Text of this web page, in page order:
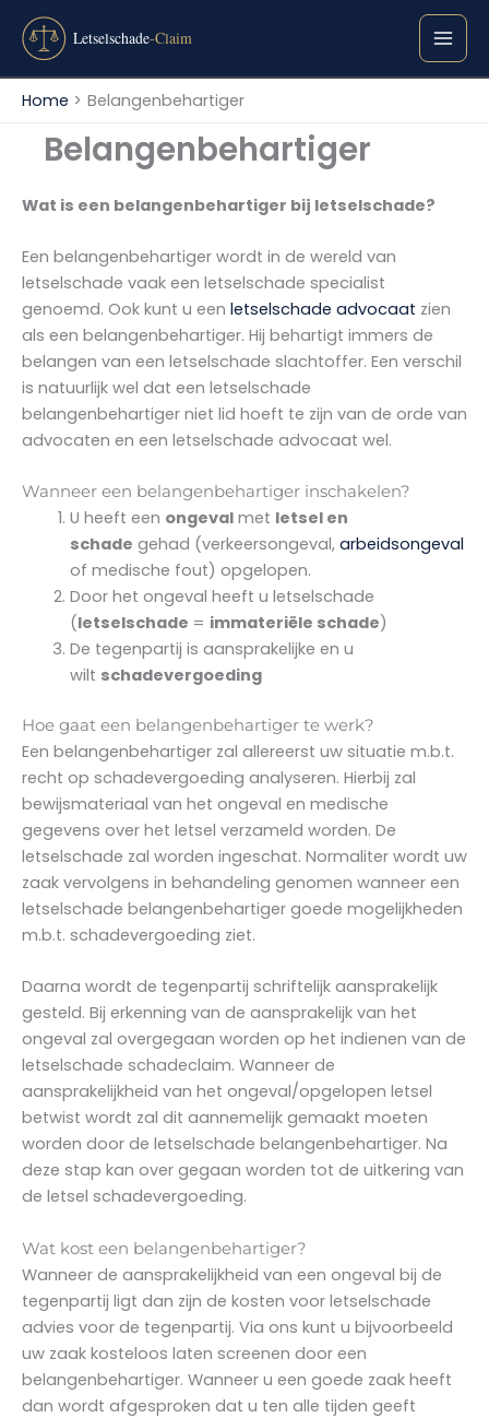
naar
inhoudHome Belangenbehartiger
Belangenbehartiger
Wat is een belangenbehartiger bij letselschade?
Een belangenbehartiger wordt in de wereld van
letselschade vaak een letselschade specialist
genoemd. Ook kunt u een letselschade advocaat zien
als een belangenbehartiger. Hij behartigt immers de
belangen van een letselschade slachtoffer. Een verschil
is natuurlijk wel dat een letselschade
belangenbehartiger niet lid hoeft te zijn van de orde van
advocaten en een letselschade advocaat wel.
Wanneer een belangenbehartiger inschakelen?
U heeft een ongevalmet letsel en
schade gehad (verkeersongeval, arbeidsongeval
of medische fout) opgelopen.
Door het ongeval heeft u letselschade
(letselschade = immateriële schade)
De tegenpartij is aansprakelijke en u
wilt schadevergoeding
Hoe gaat een belangenbehartiger te werk?
Een belangenbehartiger zal allereerst uw situatie m.b.t.
recht op schadevergoeding analyseren. Hierbij zal
bewijsmateriaal van het ongeval en medische
gegevens over het letsel verzameld worden. De
letselschade zal worden ingeschat. Normaliter wordt uw
zaak vervolgens in behandeling genomen wanneer een
letselschade belangenbehartiger goede mogelijkheden
m.b.t. schadevergoeding ziet.
Daarna wordt de tegenpartij schriftelijk aansprakelijk
gesteld. Bij erkenning van de aansprakelijk van het
ongeval zal overgegaan worden op het indienen van de
letselschade schadeclaim. Wanneer de
aansprakelijkheid van het ongeval/opgelopen letsel
betwist wordt zal dit aannemelijk gemaakt moeten
worden door de letselschade belangenbehartiger. Na
deze stap kan over gegaan worden tot de uitkering van
de letsel schadevergoeding.
Wat kost een belangenbehartiger?
Wanneer de aansprakelijkheid van een ongeval bij de
tegenpartij ligt dan zijn de kosten voor letselschade
advies voor de tegenpartij. Via ons kunt u bijvoorbeeld
uw zaak kosteloos laten screenen door een
belangenbehartiger. Wanneer u een goede zaak heeft
dan wordt afgesproken dat u ten alle tijden geeft